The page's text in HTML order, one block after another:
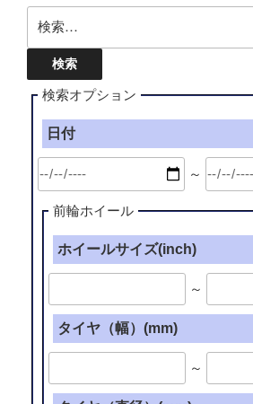
索:
検索オプション
日付
～
前輪ホイール
ホイールサイズ(inch)
～
タイヤ（幅）(mm)
～